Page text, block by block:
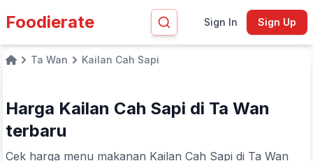
Foodierate Sign In Sign Up
Home Ta Wan Kailan Cah Sapi
Harga Kailan Cah Sapi di Ta Wan
terbaru
Cek harga menu makanan Kailan Cah Sapi di Ta Wan